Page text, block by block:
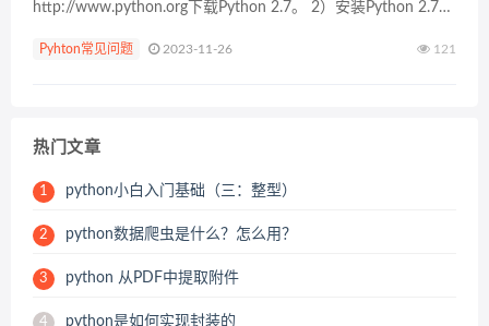
http://www.python.org下载Python 2.7。 2）安装Python 2.7。
Pyhton常见问题 2023-11-26 121
热门文章
1 python小白入门基础（三：整型）
2 python数据爬虫是什么？怎么用？
3 python 从PDF中提取附件
4 python是如何实现封装的